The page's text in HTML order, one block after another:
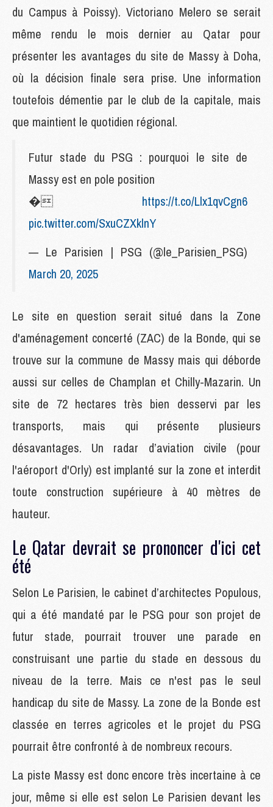
du Campus à Poissy). Victoriano Melero se serait
même rendu le mois dernier au Qatar pour
présenter les avantages du site de Massy à Doha,
où la décision finale sera prise. Une information
toutefois démentie par le club de la capitale, mais
que maintient le quotidien régional.
Futur stade du PSG : pourquoi le site de
Massy est en pole position
� https://t.co/Llx1qvCgn6
pic.twitter.com/SxuCZXklnY
— Le Parisien | PSG (@le_Parisien_PSG)
March 20, 2025
Le site en question serait situé dans la Zone
d'aménagement concerté (ZAC) de la Bonde, qui se
trouve sur la commune de Massy mais qui déborde
aussi sur celles de Champlan et Chilly-Mazarin. Un
site de 72 hectares très bien desservi par les
transports, mais qui présente plusieurs
désavantages. Un radar d’aviation civile (pour
l'aéroport d'Orly) est implanté sur la zone et interdit
toute construction supérieure à 40 mètres de
hauteur.
Le Qatar devrait se prononcer d'ici cet
été
Selon Le Parisien, le cabinet d’architectes Populous,
qui a été mandaté par le PSG pour son projet de
futur stade, pourrait trouver une parade en
construisant une partie du stade en dessous du
niveau de la terre. Mais ce n'est pas le seul
handicap du site de Massy. La zone de la Bonde est
classée en terres agricoles et le projet du PSG
pourrait être confronté à de nombreux recours.
La piste Massy est donc encore très incertaine à ce
jour, même si elle est selon Le Parisien devant les